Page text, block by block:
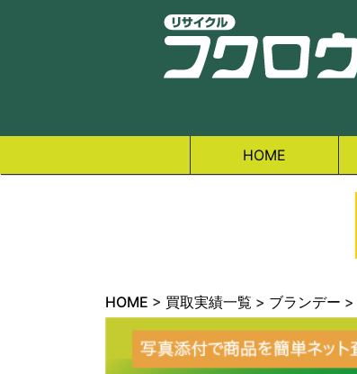
HOME
HOME > 買取実績一覧 > ブランデー >